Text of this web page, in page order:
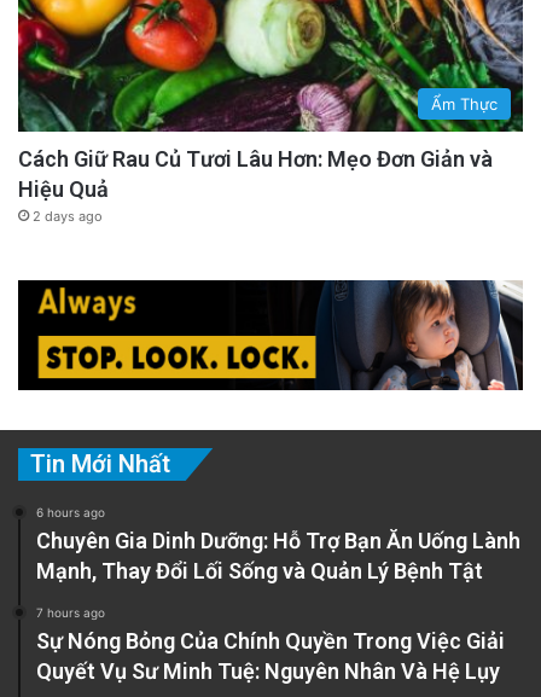
Ẩm Thực
Cách Giữ Rau Củ Tươi Lâu Hơn: Mẹo Đơn Giản và
Hiệu Quả
2 days ago
Tin Mới Nhất
6 hours ago
Chuyên Gia Dinh Dưỡng: Hỗ Trợ Bạn Ăn Uống Lành
Mạnh, Thay Đổi Lối Sống và Quản Lý Bệnh Tật
7 hours ago
Sự Nóng Bỏng Của Chính Quyền Trong Việc Giải
Quyết Vụ Sư Minh Tuệ: Nguyên Nhân Và Hệ Lụy